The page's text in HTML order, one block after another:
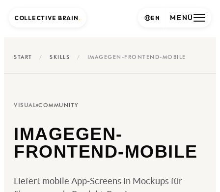
START / SKILLS / IMAGEGEN-FRONTEND-MOBILE
VISUAL COMMUNITY
IMAGEGEN-
FRONTEND-MOBILE
Liefert mobile App-Screens in Mockups für
COLLECTIVE BRAIN . MENÜ
EN